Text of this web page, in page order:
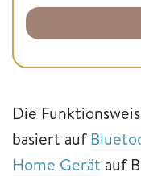
Die
basiert auf
Home Gerät auf